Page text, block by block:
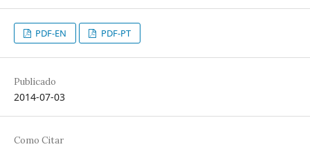
PDF-EN PDF-PT
Publicado
2014-07-03
Como Citar